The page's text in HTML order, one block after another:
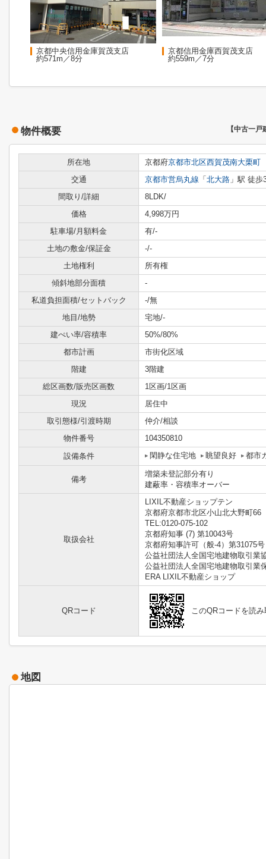
京都中央信用金庫賀茂支店
約571m／8分
京都信用金庫西賀茂支店
約559m／7分
物件概要 【中古一戸
所在地 京都府京都市北区西賀茂南大栗町
交通
京都市営烏丸線 「 北大路 」駅 徒歩
間取り/詳細
8LDK/
価格
4,998万円
駐車場/月額料金
有/-
土地の敷金/保証金
-/-
土地権利
所有権
傾斜地部分面積
-
私道負担面積/セットバック
-/無
地目/地勢
宅地/-
建ぺい率/容積率
50%/80%
都市計画
市街化区域
階建
3階建
総区画数/販売区画数
1区画/1区画
現況
居住中
取引態様/引渡時期
仲介/相談
物件番号
104350810
設備条件
閑静な住宅地 眺望良好 都市
備考
増築未登記部分有り
建蔽率・容積率オーバー
取扱会社
LIXIL不動産ショップテン
京都府京都市北区小山北大野町66
TEL:0120-075-102
京都府知事 (7) 第10043号
京都府知事許可（般-4）第31075号
公益社団法人全国宅地建物取引業
公益社団法人全国宅地建物取引業
ERA LIXIL不動産ショップ
QRコード このQRコードを読
地図